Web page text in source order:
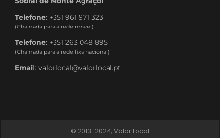
Telefone: +351 961 971 323
(Chamada para a rede móvel)
Telefone: +351 263 048 895
(Chamada para a rede fixa nacional)
Email: valorlocal@valorlocal.pt
© 2013-2024, Valor Local